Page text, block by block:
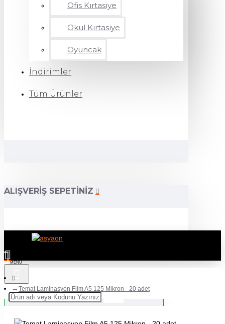
Ofis Kırtasiye
Okul Kırtasiye
Oyuncak
İndirimler
Tüm Ürünler
ALIŞVERIŞ SEPETINIZ
Temat Laminasyon Film A5 125 Mikron - 20 adet